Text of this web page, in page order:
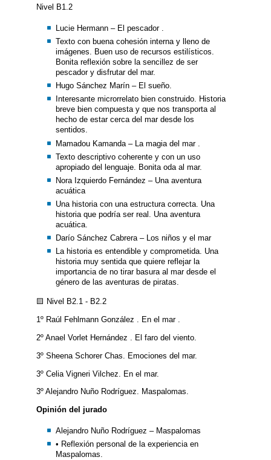
Nivel B1.2
Lucie Hermann – El pescador .
Texto con buena cohesión interna y lleno de
imágenes. Buen uso de recursos estilísticos.
Bonita reflexión sobre la sencillez de ser
pescador y disfrutar del mar.
Hugo Sánchez Marín – El sueño.
Interesante microrrelato bien construido. Historia
breve bien compuesta y que nos transporta al
hecho de estar cerca del mar desde los
sentidos.
Mamadou Kamanda – La magia del mar .
Texto descriptivo coherente y con un uso
apropiado del lenguaje. Bonita oda al mar.
Nora Izquierdo Fernández – Una aventura
acuática
Una historia con una estructura correcta. Una
historia que podría ser real. Una aventura
acuática.
Darío Sánchez Cabrera – Los niños y el mar
La historia es entendible y comprometida. Una
historia muy sentida que quiere reflejar la
importancia de no tirar basura al mar desde el
género de las aventuras de piratas.
🟨 Nivel B2.1 - B2.2
1º Raúl Fehlmann González . En el mar .
2º Anael Vorlet Hernández . El faro del viento.
3º Sheena Schorer Chas. Emociones del mar.
3º Celia Vigneri Vilchez. En el mar.
3º Alejandro Nuño Rodríguez. Maspalomas.
Opinión del jurado
Alejandro Nuño Rodríguez – Maspalomas
• Reflexión personal de la experiencia en
Maspalomas.